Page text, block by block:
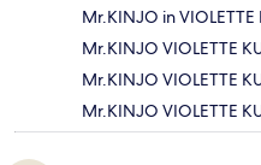
Mr.KINJO in VIOLETTE
Mr.KINJO VIOLETTE
Mr.KINJO VIOLETTE
Mr.KINJO VIOLETTE